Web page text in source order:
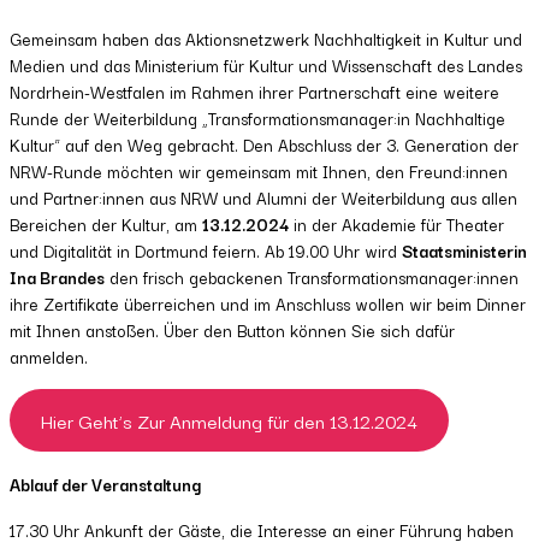
Gemeinsam haben das Aktionsnetzwerk Nachhaltigkeit in Kultur und
Medien und das Ministerium für Kultur und Wissenschaft des Landes
Nordrhein-Westfalen im Rahmen ihrer Partnerschaft eine weitere
Runde der Weiterbildung „Transformationsmanager:in Nachhaltige
Kultur“ auf den Weg gebracht. Den Abschluss der 3. Generation der
NRW-Runde möchten wir gemeinsam mit Ihnen, den Freund:innen
und Partner:innen aus NRW und Alumni der Weiterbildung aus allen
Bereichen der Kultur, am 13.12.2024in der Akademie für Theater
und Digitalität in Dortmund feiern. Ab 19.00 Uhr wird Staatsministerin
Ina Brandes den frisch gebackenen Transformationsmanager:innen
ihre Zertifikate überreichen und im Anschluss wollen wir beim Dinner
mit Ihnen anstoßen. Über den Button können Sie sich dafür
anmelden.
Hier Geht’s Zur Anmeldung für den 13.12.2024
Ablauf der Veranstaltung
17.30 Uhr Ankunft der Gäste, die Interesse an einer Führung haben